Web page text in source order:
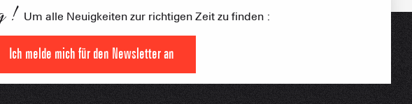
UNVERZICHTBARE APPS
! Um alle Neuigkeiten zur richtigen Zeit zu finden :
Ich melde mich für den Newsletter an